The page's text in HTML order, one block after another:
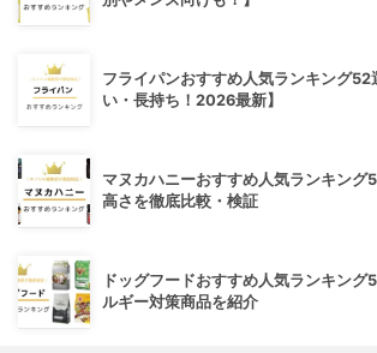
フライパンおすすめ人気ランキング52
い・長持ち！2026最新】
マヌカハニーおすすめ人気ランキング
高さを徹底比較・検証
ドッグフードおすすめ人気ランキング
ルギー対策商品を紹介